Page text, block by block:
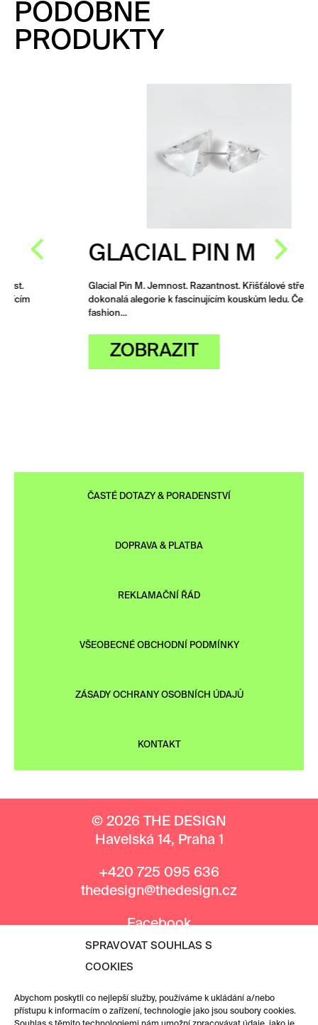
SPRAVOVAT SOUHLAS S
COOKIES
Abychom poskytli co nejlepší služby, používáme k ukládání a/nebo
přístupu k informacím o zařízení, technologie jako jsou soubory cookies.
PODOBNÉ
PRODUKTY
GLACIAL PIN M
Glacial Pin M. Jemnost. Razantnost. Křišťálové střepy jako
dokonalá alegorie k fascinujícím kouskům ledu. Český
ZOBRAZIT
ČASTÉ DOTAZY & PORADENSTVÍ
DOPRAVA & PLATBA
REKLAMAČNÍ ŘÁD
VŠEOBECNÉ OBCHODNÍ PODMÍNKY
ZÁSADY OCHRANY OSOBNÍCH ÚDAJŮ
KONTAKT
© 2026 THE DESIGN
Havelská 14, Praha 1
+420 725 095 636
thedesign@thedesign.cz
Facebook
Instagram